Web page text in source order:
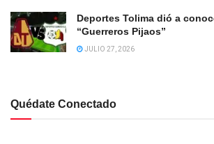
Deportes Tolima dió a
“Guerreros Pijaos”
JULIO 27, 2026
Quédate Conectado